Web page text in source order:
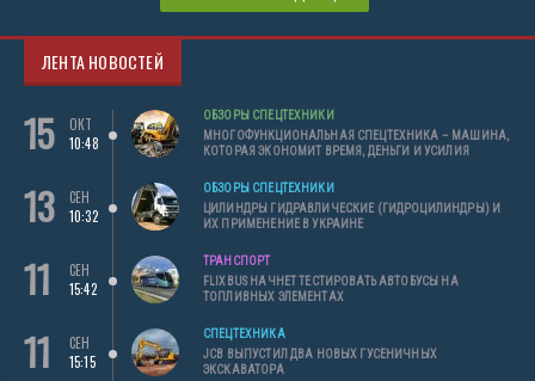
ЛЕНТА НОВОСТЕЙ
15
ОКТ
10:48
ОБЗОРЫ СПЕЦТЕХНИКИ
МНОГОФУНКЦИОНАЛЬНАЯ СПЕЦТЕХНИКА – МАШИНА,
КОТОРАЯ ЭКОНОМИТ ВРЕМЯ, ДЕНЬГИ И УСИЛИЯ
13
СЕН
10:32
ОБЗОРЫ СПЕЦТЕХНИКИ
ЦИЛИНДРЫ ГИДРАВЛИЧЕСКИЕ (ГИДРОЦИЛИНДРЫ) И
ИХ ПРИМЕНЕНИЕ В УКРАИНЕ
11
СЕН
15:42
ТРАНСПОРТ
FLIXBUS НАЧНЕТ ТЕСТИРОВАТЬ АВТОБУСЫ НА
ТОПЛИВНЫХ ЭЛЕМЕНТАХ
11
СЕН
15:15
СПЕЦТЕХНИКА
JCB ВЫПУСТИЛ ДВА НОВЫХ ГУСЕНИЧНЫХ
ЭКСКАВАТОРА